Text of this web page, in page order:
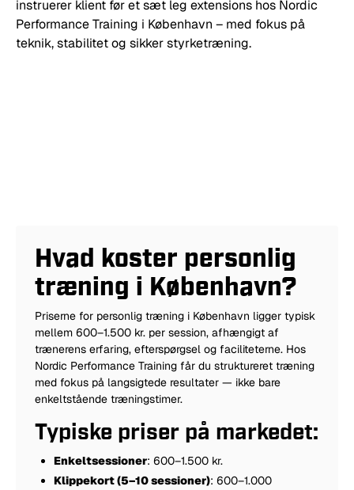
Hvad koster personlig
træning i København?
Priserne for personlig træning i København ligger typisk
mellem 600–1.500 kr. per session, afhængigt af
trænerens erfaring, efterspørgsel og faciliteterne. Hos
Nordic Performance Training får du struktureret træning
med fokus på langsigtede resultater — ikke bare
enkeltstående træningstimer.
Typiske priser på markedet:
Enkeltsessioner: 600–1.500 kr.
Klippekort (5–10 sessioner): 600–1.000